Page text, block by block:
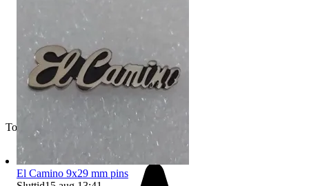
Toppsäljare
El Camino 9x29 mm pins